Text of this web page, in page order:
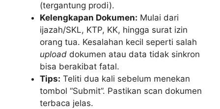
(tergantung prodi).
Kelengkapan Dokumen: Mulai dari
ijazah/SKL, KTP, KK, hingga surat izin
orang tua. Kesalahan kecil seperti salah
upload dokumen atau data tidak sinkron
bisa berakibat fatal.
Tips: Teliti dua kali sebelum menekan
tombol “Submit”. Pastikan scan dokumen
terbaca jelas.